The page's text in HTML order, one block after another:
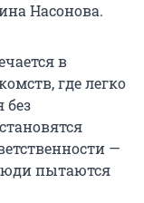
Насонова.
в
где легко
—
пытаются